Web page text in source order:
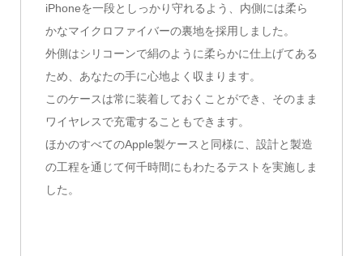
iPhoneを一段としっかり守れるよう、内側には柔ら
かなマイクロファイバーの裏地を採用しました。
外側はシリコーンで絹のように柔らかに仕上げてある
ため、あなたの手に心地よく収まります。
このケースは常に装着しておくことができ、そのまま
ワイヤレスで充電することもできます。
ほかのすべてのApple製ケースと同様に、設計と製造
の工程を通じて何千時間にもわたるテストを実施しま
した。